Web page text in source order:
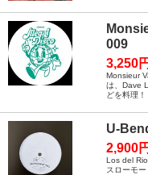
009
3,250
Monsieur
は、Dave
どを料理！
U-
2,900
Los del
スローモ